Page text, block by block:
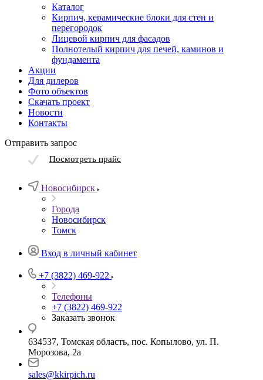
Каталог
Кирпич, керамические блоки для стен и
перегородок
Лицевой кирпич для фасадов
Полнотелый кирпич для печей, каминов и
фундамента
Акции
Для дилеров
Фото объектов
Скачать проект
Новости
Контакты
Отправить запрос
Посмотреть прайс
Новосибирск
Города
Новосибирск
Томск
Вход в личный кабинет
+7 (3822) 469-922
Телефоны
+7 (3822) 469-922
Заказать звонок
634537, Томская область, пос. Копылово, ул. П.
Морозова, 2а
sales@kkirpich.ru